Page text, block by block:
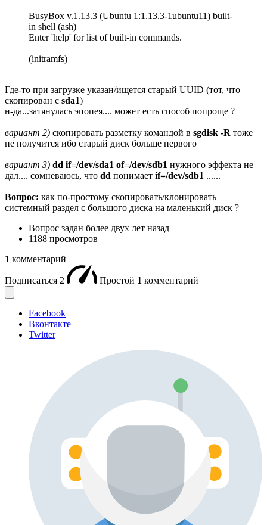
BusyBox v.1.13.3 (Ubuntu 1:1.13.3-1ubuntu11) built-
in shell (ash)
Enter 'help' for list of built-in commands.
(initramfs)
Где-то при загрузке указан/ищется старый UUID (тот, что
скопирован с sda1)
н-да...затянулась эпопея.... может есть способ попроще ?
вариант 2) скопировать разметку командой в sgdisk -R тоже
не получится ибо старый диск больше первого
вариант 3) dd if=/dev/sda1 of=/dev/sdb1 нужного эффекта не
дал.... сомневаюсь, что dd понимает if=/dev/sdb1 ......
Вопрос: как по-простому скопировать/клонировать
системный раздел с большого диска на маленький диск ?
Вопрос задан более двух лет назад
1188 просмотров
1 комментарий
Подписаться 2 Простой 1 комментарий
Facebook
Вконтакте
Twitter